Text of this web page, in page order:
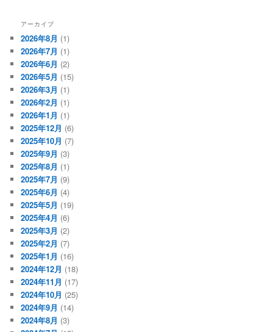
アーカイブ
2026年8月 (1)
2026年7月 (1)
2026年6月 (2)
2026年5月 (15)
2026年3月 (1)
2026年2月 (1)
2026年1月 (1)
2025年12月 (6)
2025年10月 (7)
2025年9月 (3)
2025年8月 (1)
2025年7月 (9)
2025年6月 (4)
2025年5月 (19)
2025年4月 (6)
2025年3月 (2)
2025年2月 (7)
2025年1月 (16)
2024年12月 (18)
2024年11月 (17)
2024年10月 (25)
2024年9月 (14)
2024年8月 (3)